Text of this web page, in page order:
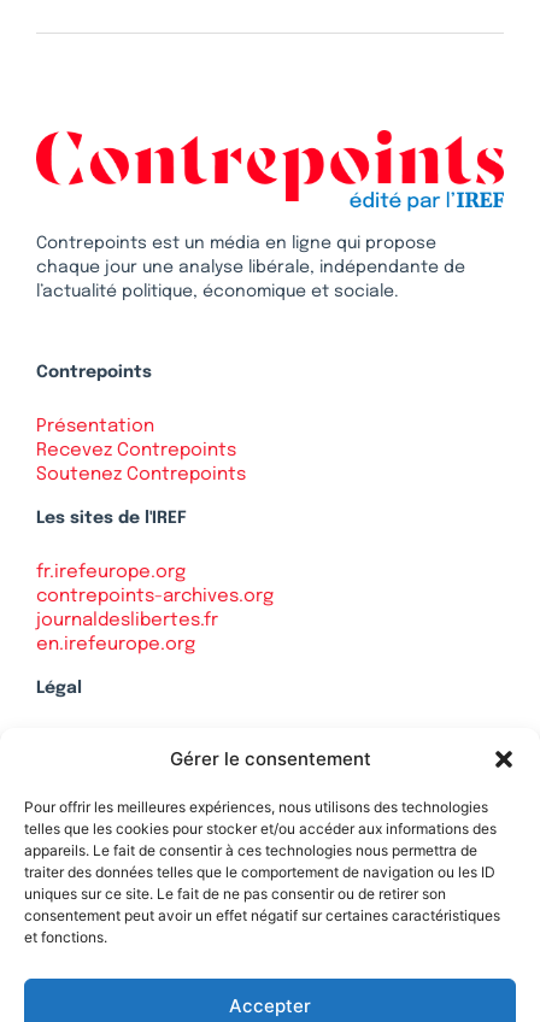
Gérer le consentement
Pour offrir les meilleures expériences, nous utilisons des technologies
telles que les cookies pour stocker et/ou accéder aux informations des
appareils. Le fait de consentir à ces technologies nous permettra de
traiter des données telles que le comportement de navigation ou les ID
uniques sur ce site. Le fait de ne pas consentir ou de retirer son
consentement peut avoir un effet négatif sur certaines caractéristiques
et fonctions.
Accepter
Contrepoints est un média en ligne qui propose
chaque jour une analyse libérale, indépendante de
l’actualité politique, économique et sociale.
Contrepoints
Présentation
Recevez Contrepoints
Soutenez Contrepoints
Les sites de l'IREF
fr.irefeurope.org
contrepoints-archives.org
journaldeslibertes.fr
en.irefeurope.org
Légal
Politique de confidentialité
Contact
Soutenez Contrepoints